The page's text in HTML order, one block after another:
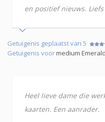
en positief nieuws. Liefs
Getuigenis geplaatst van 5
Getuigenis voormedium Emerald
Heel lieve dame die
kaarten. Een aanrader.